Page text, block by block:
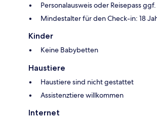
Personalausweis oder Reisepass
Mindestalter für den Check-in: 18
Kinder
Keine Babybetten
Haustiere
Haustiere sind nicht gestattet
Assistenztiere willkommen
Internet